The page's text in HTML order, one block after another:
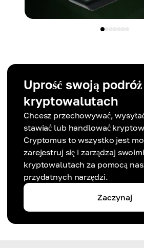
Uprość swoją
kryptowalutach
Chcesz przechowywać,
stawiać lub handlować
Cryptomus to wszystko jest
zarejestruj się i zarządzaj
kryptowalutach za pomocą
przydatnych narzędzi.
Zaczynaj